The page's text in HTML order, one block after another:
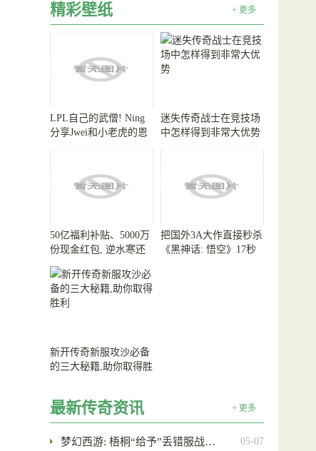
精彩壁纸 + 更多
LPL自己的武僧! Ning
分享Jwei和小老虎的恩
迷失传奇战士在竞技场
中怎样得到非常大优势
50亿福利补贴、5000万
份现金红包, 逆水寒还
真把财神爷给请来了
把国外3A大作直接秒杀
《黑神话: 悟空》17秒
新开传奇新服攻沙必备
的三大秘籍,助你取得胜
最新传奇资讯 + 更多
05-07
梦幻西游: 梧桐“给予”丢错服战…